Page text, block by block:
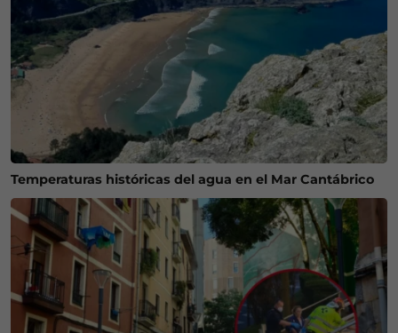
Temperaturas históricas del agua en el Mar Cantábrico